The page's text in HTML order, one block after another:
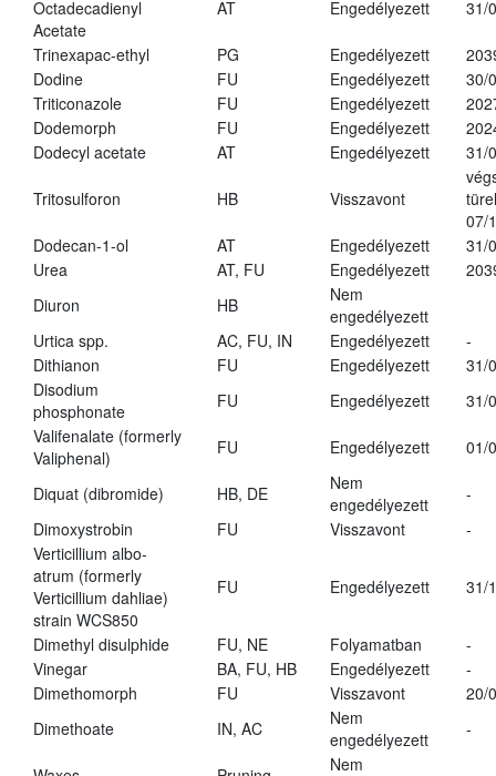
Octadecadienyl
Acetate
AT Engedélyezett 31/
Trinexapac-ethyl PG Engedélyezett
Dodine
FU Engedélyezett
30/
Triticonazole
FU Engedélyezett
Dodemorph
FU Engedélyezett
Dodecyl acetate
AT Engedélyezett 31/
Tritosulforon HB Visszavont
07/
Dodecan-1-ol
AT Engedélyezett
31/
Urea
AT, FU Engedélyezett
Diuron
HB
Nem
engedélyezett
Urtica spp.
AC, FU, IN Engedélyezett
-
Dithianon
FU Engedélyezett
31/
Disodium
phosphonate
FU Engedélyezett
31/
Valifenalate (formerly
Valiphenal)
FU Engedélyezett 01/
Diquat (dibromide) HB, DE
Nem
engedélyezett
-
Dimoxystrobin
FU Visszavont
-
Verticillium albo-
atrum (formerly
Verticillium dahliae)
strain WCS850
FU Engedélyezett 31/
Dimethyl disulphide FU, NE Folyamatban
-
Vinegar
BA, FU, HB Engedélyezett
-
Dimethomorph
FU Visszavont
20/
Dimethoate
IN, AC
Nem
engedélyezett
-
Nem